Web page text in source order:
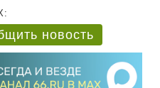
новость